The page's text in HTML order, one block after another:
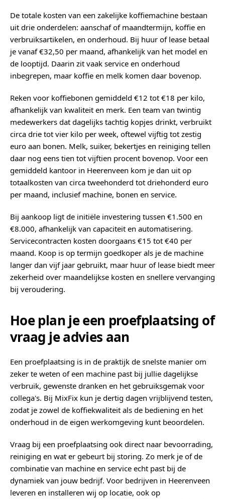
De totale kosten van een zakelijke koffiemachine bestaan
uit drie onderdelen: aanschaf of maandtermijn, koffie en
verbruiksartikelen, en onderhoud. Bij huur of lease betaal
je vanaf €32,50 per maand, afhankelijk van het model en
de looptijd. Daarin zit vaak service en onderhoud
inbegrepen, maar koffie en melk komen daar bovenop.
Reken voor koffiebonen gemiddeld €12 tot €18 per kilo,
afhankelijk van kwaliteit en merk. Een team van twintig
medewerkers dat dagelijks tachtig kopjes drinkt, verbruikt
circa drie tot vier kilo per week, oftewel vijftig tot zestig
euro aan bonen. Melk, suiker, bekertjes en reiniging tellen
daar nog eens tien tot vijftien procent bovenop. Voor een
gemiddeld kantoor in Heerenveen kom je dan uit op
totaalkosten van circa tweehonderd tot driehonderd euro
per maand, inclusief machine, bonen en service.
Bij aankoop ligt de initiële investering tussen €1.500 en
€8.000, afhankelijk van capaciteit en automatisering.
Servicecontracten kosten doorgaans €15 tot €40 per
maand. Koop is op termijn goedkoper als je de machine
langer dan vijf jaar gebruikt, maar huur of lease biedt meer
zekerheid over maandelijkse kosten en snellere vervanging
bij veroudering.
Hoe plan je een proefplaatsing of
vraag je advies aan
Een proefplaatsing is in de praktijk de snelste manier om
zeker te weten of een machine past bij jullie dagelijkse
verbruik, gewenste dranken en het gebruiksgemak voor
collega's. Bij MixFix kun je dertig dagen vrijblijvend testen,
zodat je zowel de koffiekwaliteit als de bediening en het
onderhoud in de eigen werkomgeving kunt beoordelen.
Vraag bij een proefplaatsing ook direct naar bevoorrading,
reiniging en wat er gebeurt bij storing. Zo merk je of de
combinatie van machine en service echt past bij de
dynamiek van jouw bedrijf. Voor bedrijven in Heerenveen
leveren en installeren wij op locatie, ook op